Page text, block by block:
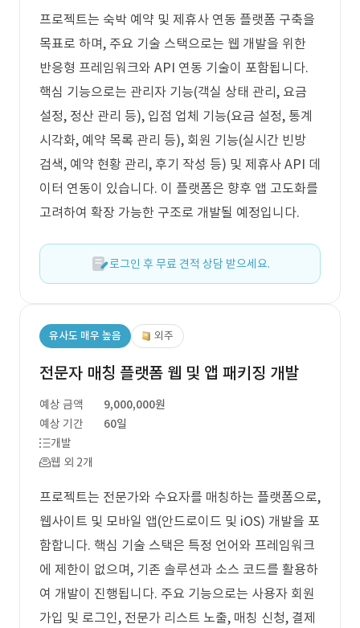
프로젝트는 숙박 예약 및 제휴사 연동 플랫폼 구축을
목표로 하며, 주요 기술 스택으로는 웹 개발을 위한
반응형 프레임워크와 API 연동 기술이 포함됩니다.
핵심 기능으로는 관리자 기능(객실 상태 관리, 요금
설정, 정산 관리 등), 입점 업체 기능(요금 설정, 통계
시각화, 예약 목록 관리 등), 회원 기능(실시간 빈방
검색, 예약 현황 관리, 후기 작성 등) 및 제휴사 API 데
이터 연동이 있습니다. 이 플랫폼은 향후 앱 고도화를
고려하여 확장 가능한 구조로 개발될 예정입니다.
로그인 후 무료 견적 상담 받으세요.
유사도 매우 높음 외주
전문자 매칭 플랫폼 웹 및 앱 패키징 개발
예상 금액
9,000,000원
예상 기간
60일
개발
웹 외 2개
프로젝트는 전문가와 수요자를 매칭하는 플랫폼으로,
웹사이트 및 모바일 앱(안드로이드 및 iOS) 개발을 포
함합니다. 핵심 기술 스택은 특정 언어와 프레임워크
에 제한이 없으며, 기존 솔루션과 소스 코드를 활용하
여 개발이 진행됩니다. 주요 기능으로는 사용자 회원
가입 및 로그인, 전문가 리스트 노출, 매칭 신청, 결제